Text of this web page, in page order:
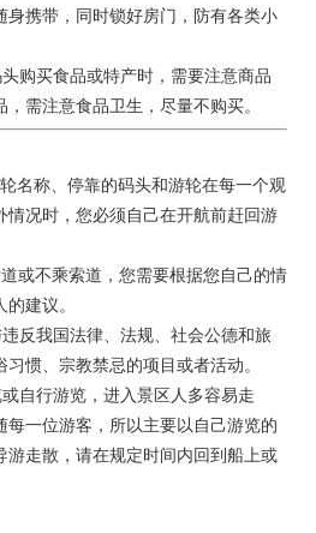
身携带，同时锁好房门，防有各类小
购买食品或特产时，需要注意商品
需注意食品卫生，尽量不购买。
名称、停靠的码头和游轮在每一个观
情况时，您必须自己在开航前赶回游
或不乘索道，您需要根据您自己的情
建议。
反我国法律、法规、社会公德和旅
惯、宗教禁忌的项目或者活动。
自行游览，进入景区人多容易走
一位游客，所以主要以自己游览的
游走散，请在规定时间内回到船上或